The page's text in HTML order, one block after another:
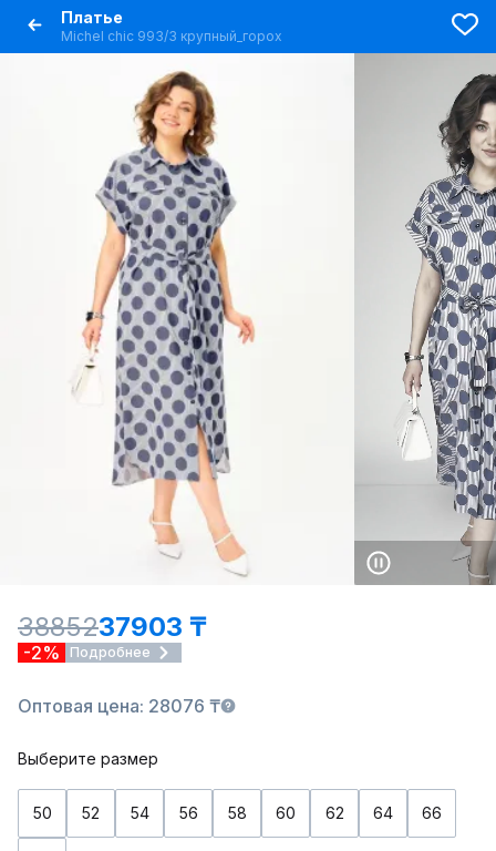
Платье
Michel chic 993/3 крупный_горох
3885237903 ₸
-2% Подробнее
Оптовая цена: 28076 ₸
Выберите размер
50 52 54 56 58 60 62 64 66